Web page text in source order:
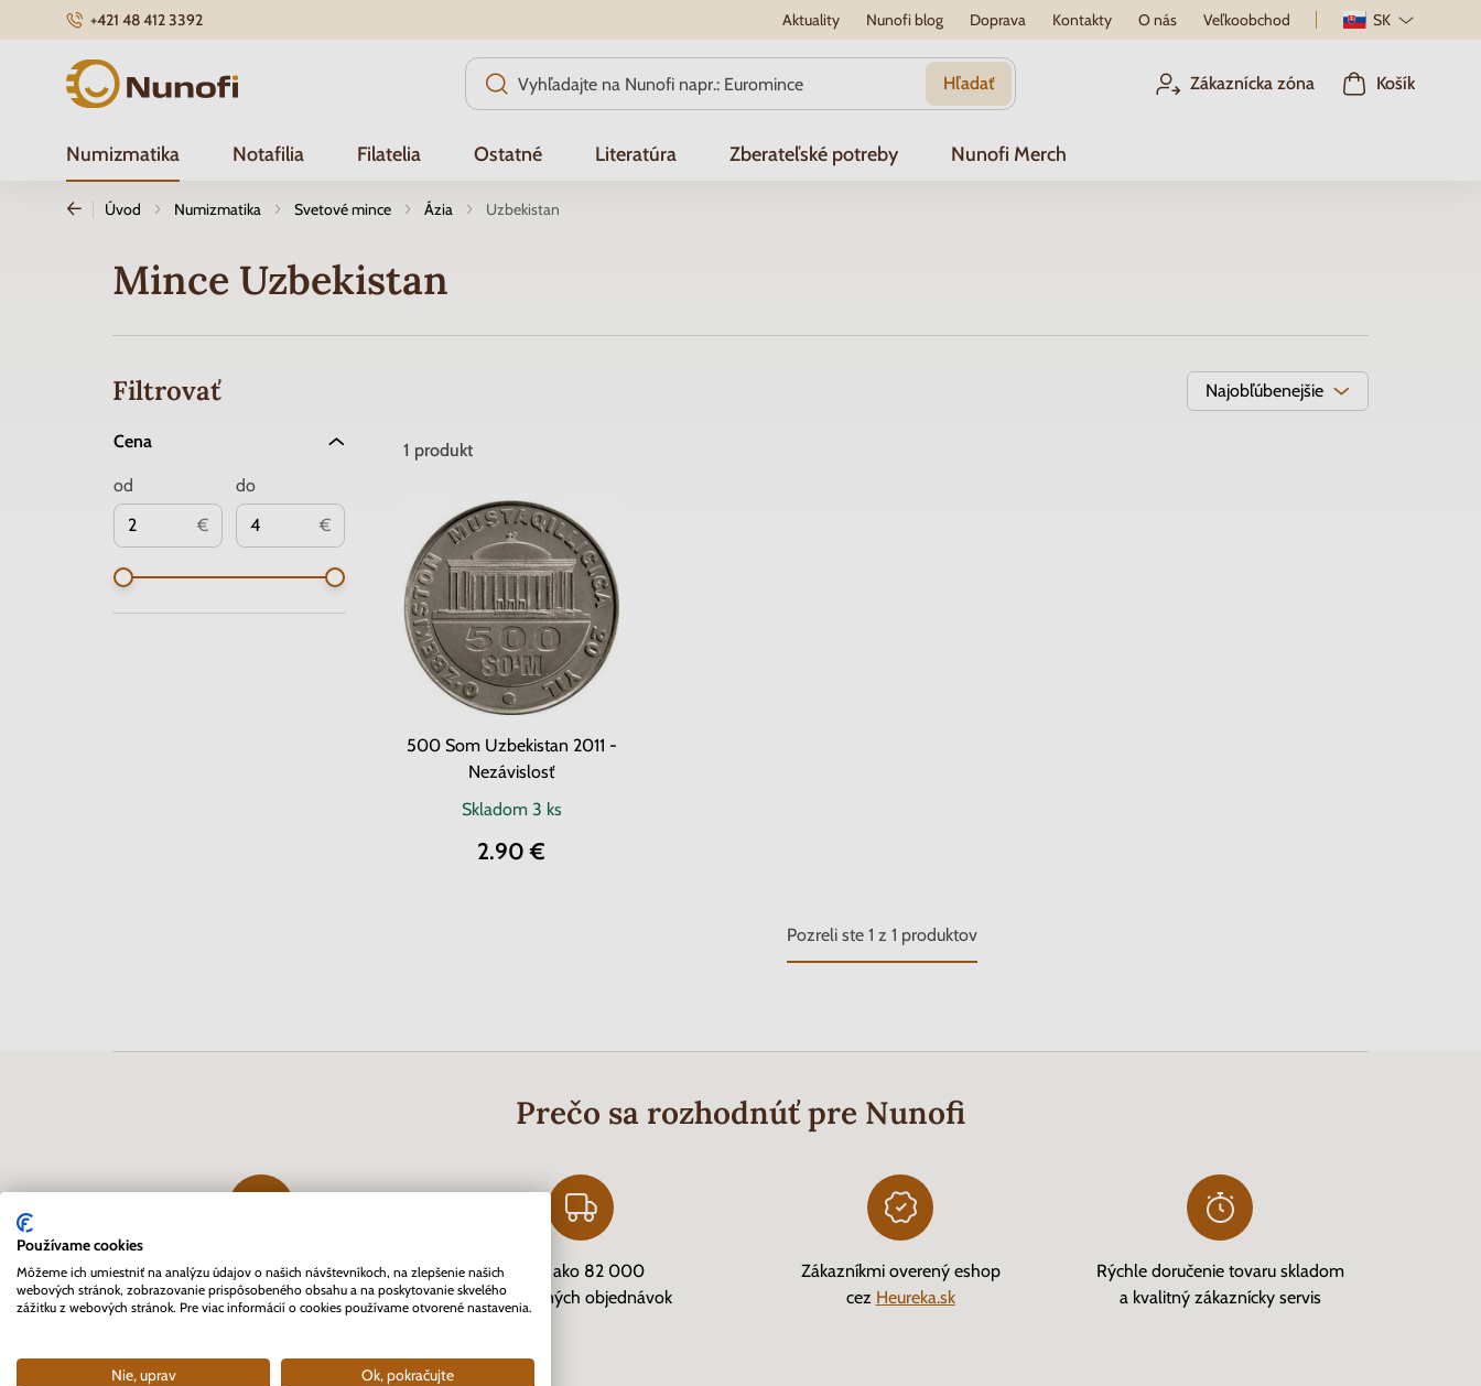
+421 48 412 3392 Aktuality Nunofi blog Doprava Kontakty O nás Veľkoobchod SK
Nunofi.sk Hľadať Zákaznícka zóna Košík
Numizmatika Notafilia Filatelia Ostatné Literatúra Zberateľské potreby Nunofi Merch
Úvod Numizmatika Svetové mince Ázia Uzbekistan
Mince Uzbekistan
Filtrovať
Cena
€
od
€
do
Najobľúbenejšie
1 produkt
500 Som Uzbekistan 2011 -
Nezávislosť
Skladom 3 ks
2.90 €
Pozreli ste 1 z 1 produktov
Prečo sa rozhodnúť pre Nunofi
Prvý profesionálny eshop
pre zberateľov na Slovensku
Viac ako 82 000
vybavených objednávok
Zákazníkmi overený eshop
cez Heureka.sk
Rýchle doručenie tovaru skladom
a kvalitný zákaznícky servis
Používame cookies
Môžeme ich umiestniť na analýzu údajov o našich návštevníkoch, na zlepšenie našich
webových stránok, zobrazovanie prispôsobeného obsahu a na poskytovanie skvelého
zážitku z webových stránok. Pre viac informácií o cookies používame otvorené nastavenia.
Nie, uprav Ok, pokračujte